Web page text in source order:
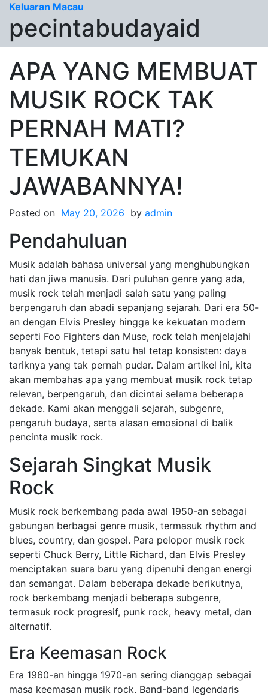
Keluaran Macau
pecintabudayaid
APA YANG MEMBUAT
MUSIK ROCK TAK
PERNAH MATI?
TEMUKAN
JAWABANNYA!
Posted on May 20, 2026 by admin
Pendahuluan
Musik adalah bahasa universal yang menghubungkan
hati dan jiwa manusia. Dari puluhan genre yang ada,
musik rock telah menjadi salah satu yang paling
berpengaruh dan abadi sepanjang sejarah. Dari era 50-
an dengan Elvis Presley hingga ke kekuatan modern
seperti Foo Fighters dan Muse, rock telah menjelajahi
banyak bentuk, tetapi satu hal tetap konsisten: daya
tariknya yang tak pernah pudar. Dalam artikel ini, kita
akan membahas apa yang membuat musik rock tetap
relevan, berpengaruh, dan dicintai selama beberapa
dekade. Kami akan menggali sejarah, subgenre,
pengaruh budaya, serta alasan emosional di balik
pencinta musik rock.
Sejarah Singkat Musik
Rock
Musik rock berkembang pada awal 1950-an sebagai
gabungan berbagai genre musik, termasuk rhythm and
blues, country, dan gospel. Para pelopor musik rock
seperti Chuck Berry, Little Richard, dan Elvis Presley
menciptakan suara baru yang dipenuhi dengan energi
dan semangat. Dalam beberapa dekade berikutnya,
rock berkembang menjadi beberapa subgenre,
termasuk rock progresif, punk rock, heavy metal, dan
alternatif.
Era Keemasan Rock
Era 1960-an hingga 1970-an sering dianggap sebagai
masa keemasan musik rock. Band-band legendaris